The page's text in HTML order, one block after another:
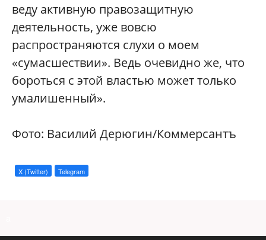
веду активную правозащитную
деятельность, уже вовсю
распространяются слухи о моем
«сумасшествии». Ведь очевидно же, что
бороться с этой властью может только
умалишенный».
Фото: Василий Дерюгин/Коммерсантъ
X (Twitter) Telegram